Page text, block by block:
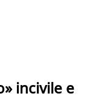
incivile e